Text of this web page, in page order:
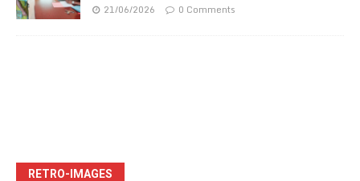
21/06/2026 0 Comments
RETRO-IMAGES